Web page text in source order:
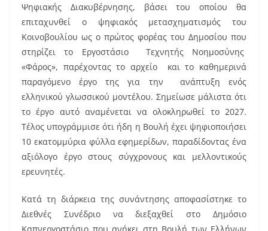
Ψηφιακής Διακυβέρνησης, βάσει του οποίου θα
επιταχυνθεί ο ψηφιακός μετασχηματισμός του
Κοινοβουλίου ως ο πρώτος φορέας του Δημοσίου που
στηρίζει το Εργοστάσιο Τεχνητής Νοημοσύνης
«Φάρος», παρέχοντας το αρχείο και το καθημερινά
παραγόμενο έργο της για την ανάπτυξη ενός
ελληνικού γλωσσικού μοντέλου. Σημείωσε μάλιστα ότι
το έργο αυτό αναμένεται να ολοκληρωθεί το 2027.
Τέλος υπογράμμισε ότι ήδη η Βουλή έχει ψηφιοποιήσει
10 εκατομμύρια φύλλα εφημερίδων, παραδίδοντας ένα
αξιόλογο έργο στους σύγχρονους και μελλοντικούς
ερευνητές.
Κατά τη διάρκεια της συνάντησης αποφασίστηκε το
Διεθνές Συνέδριο να διεξαχθεί στο Δημόσιο
Καπνεργοστάσιο που ανήκει στη Βουλή των Ελλήνων